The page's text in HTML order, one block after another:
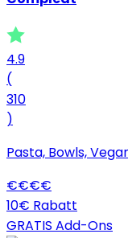
4.9
(
310
)
Pasta, Bowls,
€€€€
10€ Rabatt
GRATIS Add-Ons